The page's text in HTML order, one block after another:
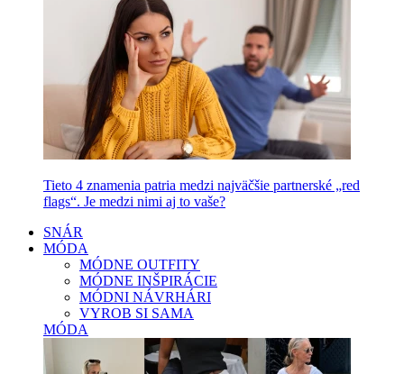
Tieto 4 znamenia patria medzi najväčšie partnerské „red
flags“. Je medzi nimi aj to vaše?
SNÁR
MÓDA
MÓDNE OUTFITY
MÓDNE INŠPIRÁCIE
MÓDNI NÁVRHÁRI
VYROB SI SAMA
MÓDA